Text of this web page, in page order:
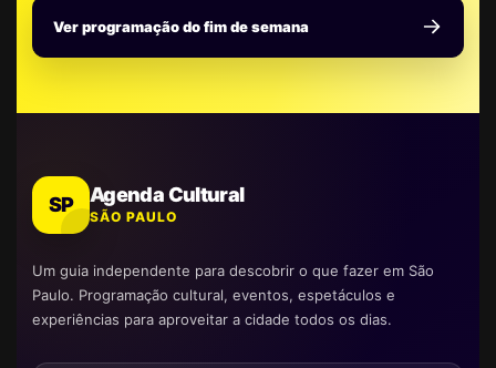
Ver programação do fim de semana
SP Agenda Cultural
SÃO PAULO
Um guia independente para descobrir o que fazer em São
Paulo. Programação cultural, eventos, espetáculos e
experiências para aproveitar a cidade todos os dias.